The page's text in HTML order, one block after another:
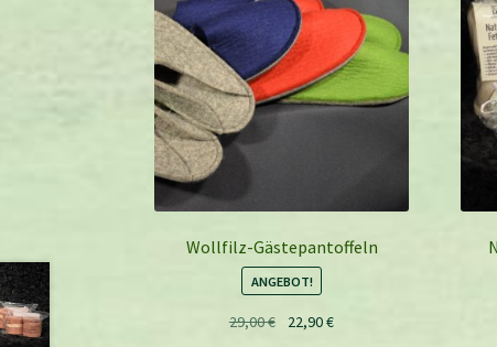
Wollfilz-Gästepantoffeln
ANGEBOT!
29,00€
Ursprünglicher
22,90€Aktueller